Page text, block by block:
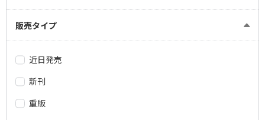
販売タイプ
近日発売
新刊
重版